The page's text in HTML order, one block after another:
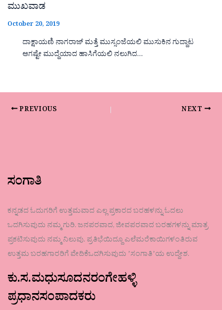
ಮುಖವಾಡ
October 20, 2019
ದಾಕ್ಷಾಯಣಿ ನಾಗರಾಜ್ ಮತ್ತೆ ಮುಸ್ಸಂಜೆಯಲಿ ಮುಸುಕಿನ ಗುದ್ದಾಟ
ಆಗಷ್ಟೇ ಮುದ್ದೆಯಾದ ಹಾಸಿಗೆಯಲಿ ನಲುಗಿದ…
PREVIOUS NEXT
ಸಂಗಾತಿ
ಕನ್ನಡದ ಓದುಗರಿಗೆ ಉತ್ತಮವಾದ ಎಲ್ಲ ಪ್ರಕಾರದ ಬರಹಳನ್ನು ಓದಲು
ಒದಗಿಸುವುದು ನಮ್ಮ ಗುರಿ. ಜನಪರವಾದ, ಜೀವಪರವಾದ ಬರಹಗಳನ್ನು ಮಾತ್ರ
ಪ್ರಕಟಿಸುವುದು ನಮ್ಮ ನಿಲುವು. ಪ್ರತಿಭೆಯಿದ್ದೂ ಎಲೆಮರೆಕಾಯಿಗಳಂತಿರುವ
ಉತ್ತಮ ಬರಹಗಾರರಿಗೆ ವೇದಿಕೆಒದಗಿಸುವುದು ʼಸಂಗಾತಿʼಯ ಉದ್ದೇಶ.
ಕು.ಸ.ಮಧುಸೂದನರಂಗೇಹಳ್ಳಿ
ಪ್ರಧಾನಸಂಪಾದಕರು